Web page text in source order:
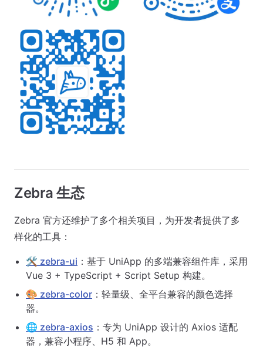
Zebra 生态
Zebra 官方还维护了多个相关项目，为开发者提供了多
样化的工具：
🛠️ zebra-ui ：基于 UniApp 的多端兼容组件库，采用
Vue 3 + TypeScript + Script Setup 构建。
🎨 zebra-color ：轻量级、全平台兼容的颜色选择
器。
🌐 zebra-axios ：专为 UniApp 设计的 Axios 适配
器，兼容小程序、H5 和 App。